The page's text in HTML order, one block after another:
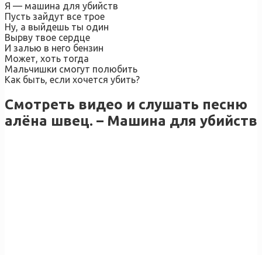
Я — машина для убийств
Пусть зайдут все трое
Ну, а выйдешь ты один
Вырву твое сердце
И залью в него бензин
Может, хоть тогда
Мальчишки смогут полюбить
Как быть, если хочется убить?
Смотреть видео и слушать песню
алёна швец. – Машина для убийств